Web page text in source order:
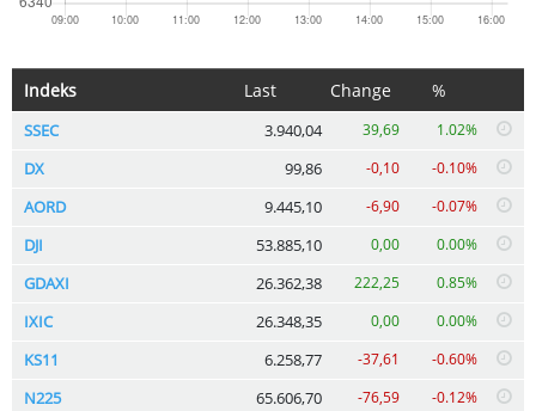
Indeks Last Change %
SSEC 3.940,04 39,69 1.02%
DX 99,86 -0,10 -0.10%
AORD 9.445,10 -6,90 -0.07%
DJI 53.885,10 0,00 0.00%
GDAXI 26.362,38 222,25 0.85%
IXIC 26.348,35 0,00 0.00%
KS11 6.258,77 -37,61 -0.60%
N225 65.606,70 -76,59 -0.12%